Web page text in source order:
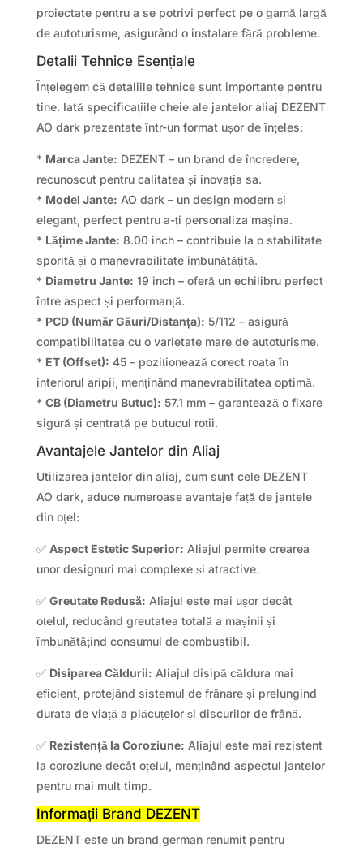
proiectate pentru a se potrivi perfect pe o gamă largă
de autoturisme, asigurând o instalare fără probleme.
Detalii Tehnice Esențiale
Înțelegem că detaliile tehnice sunt importante pentru
tine. Iată specificațiile cheie ale jantelor aliaj DEZENT
AO dark prezentate într-un format ușor de înțeles:
* Marca Jante: DEZENT – un brand de încredere,
recunoscut pentru calitatea și inovația sa.
* Model Jante: AO dark – un design modern și
elegant, perfect pentru a-ți personaliza mașina.
* Lățime Jante: 8.00 inch – contribuie la o stabilitate
sporită și o manevrabilitate îmbunătățită.
* Diametru Jante: 19 inch – oferă un echilibru perfect
între aspect și performanță.
* PCD (Număr Găuri/Distanța): 5/112 – asigură
compatibilitatea cu o varietate mare de autoturisme.
* ET (Offset): 45 – poziționează corect roata în
interiorul aripii, menținând manevrabilitatea optimă.
* CB (Diametru Butuc): 57.1 mm – garantează o fixare
sigură și centrată pe butucul roții.
Avantajele Jantelor din Aliaj
Utilizarea jantelor din aliaj, cum sunt cele DEZENT
AO dark, aduce numeroase avantaje față de jantele
din oțel:
✅ Aspect Estetic Superior: Aliajul permite crearea
unor designuri mai complexe și atractive.
✅ Greutate Redusă: Aliajul este mai ușor decât
oțelul, reducând greutatea totală a mașinii și
îmbunătățind consumul de combustibil.
✅ Disiparea Căldurii: Aliajul disipă căldura mai
eficient, protejând sistemul de frânare și prelungind
durata de viață a plăcuțelor și discurilor de frână.
✅ Rezistență la Coroziune: Aliajul este mai rezistent
la coroziune decât oțelul, menținând aspectul jantelor
pentru mai mult timp.
Informații Brand DEZENT
DEZENT este un brand german renumit pentru